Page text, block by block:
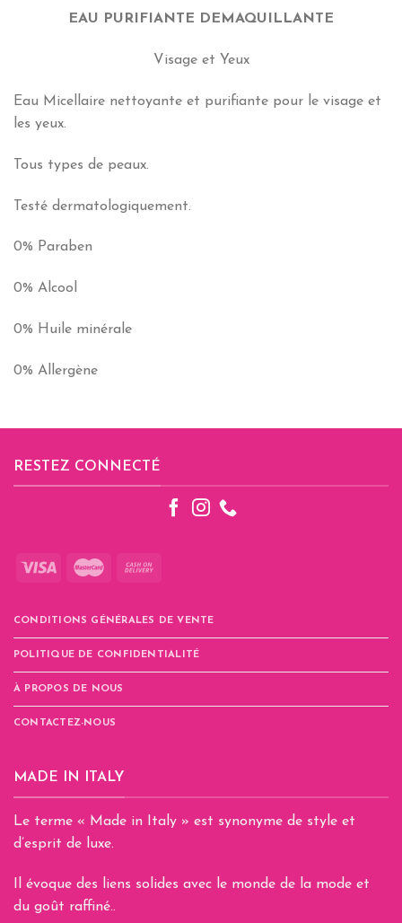
EAU PURIFIANTE DEMAQUILLANTE
Visage et Yeux
Eau Micellaire nettoyante et purifiante pour le visage et
les yeux.
Tous types de peaux.
Testé dermatologiquement.
0% Paraben
0% Alcool
0% Huile minérale
0% Allergène
RESTEZ CONNECTÉ
CONDITIONS GÉNÉRALES DE VENTE
POLITIQUE DE CONFIDENTIALITÉ
À PROPOS DE NOUS
CONTACTEZ-NOUS
MADE IN ITALY
Le terme « Made in Italy » est synonyme de style et
d’esprit de luxe.
Il évoque des liens solides avec le monde de la mode et
du goût raffiné..